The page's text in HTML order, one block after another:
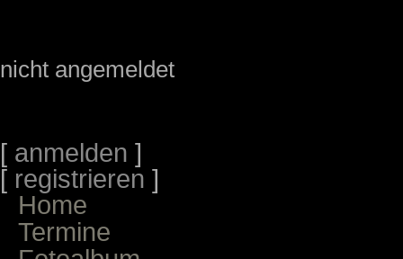
nicht angemeldet
[ anmelden ]
[ registrieren ]
Home
Termine